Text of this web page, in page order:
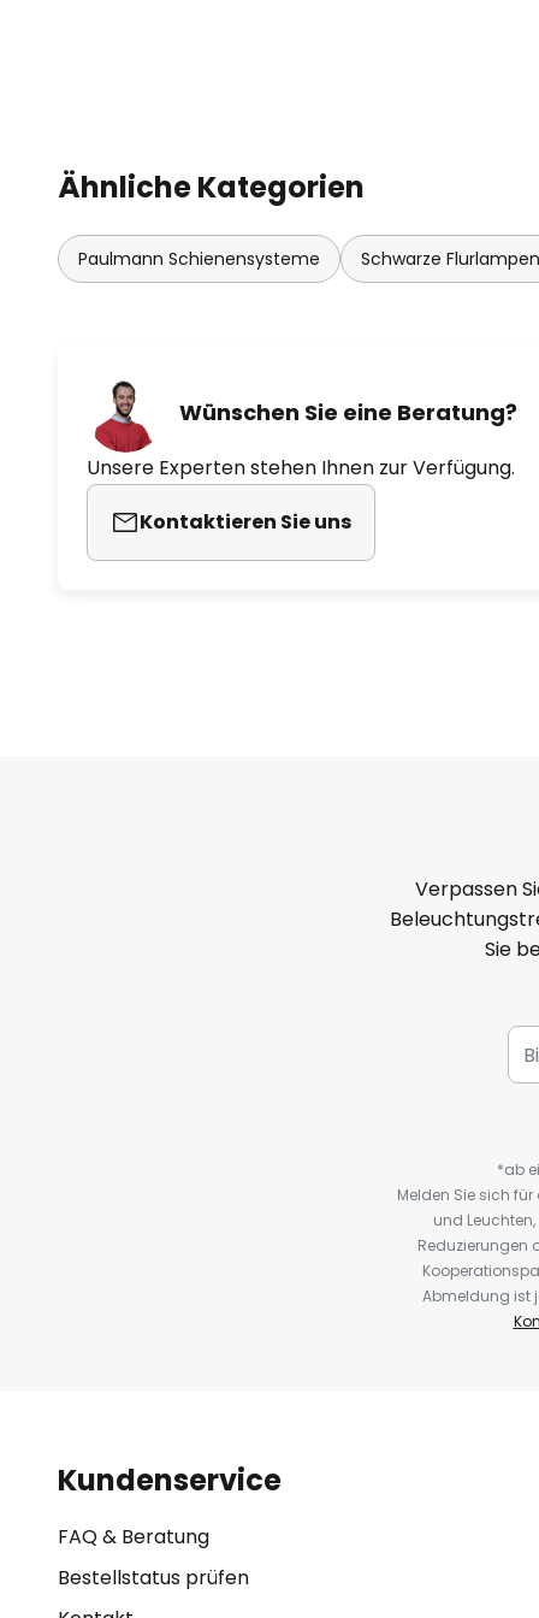
Ähnliche Kategorien
Paulmann Schienensysteme Schwarze Flurlampen
Wünschen Sie eine Beratung?
Unsere Experten stehen Ihnen zur Verfügung.
Kontaktieren Sie uns
Verpassen
Sie
*ab
Melden Sie sich
und
Reduzierungen
Abmeldung ist
Kundenservice
FAQ & Beratung
Bestellstatus prüfen